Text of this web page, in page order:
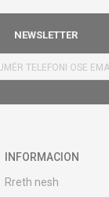
NEWSLETTER
INFORMACION
Rreth nesh